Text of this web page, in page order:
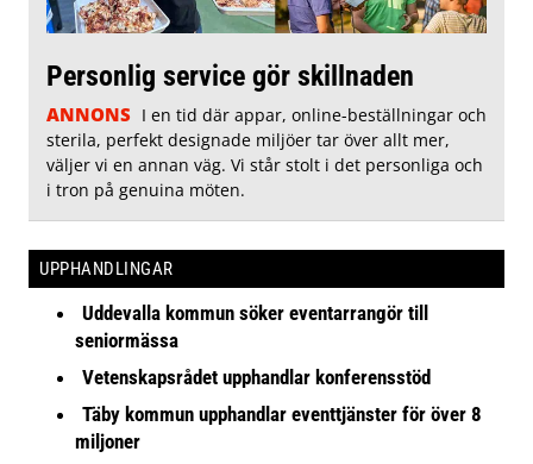
Personlig service gör skillnaden
ANNONS I en tid där appar, online-beställningar och
sterila, perfekt designade miljöer tar över allt mer,
väljer vi en annan väg. Vi står stolt i det personliga och
i tron på genuina möten.
UPPHANDLINGAR
Uddevalla kommun söker eventarrangör till
seniormässa
Vetenskapsrådet upphandlar konferensstöd
Täby kommun upphandlar eventtjänster för över 8
miljoner